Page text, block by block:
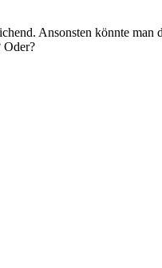
Ansonsten könnte man
Oder?